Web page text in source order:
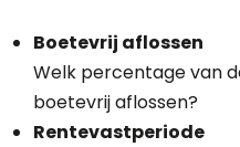
Boetevrij aflossen
Welk percentage van
boetevrij aflossen?
Rentevastperiode